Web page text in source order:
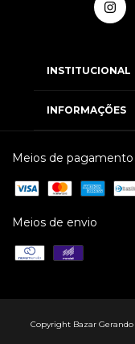
INSTITUCIONAL
INFORMAÇÕES
Meios de pagamento
Meios de envio
Copyright Bazar Gerando